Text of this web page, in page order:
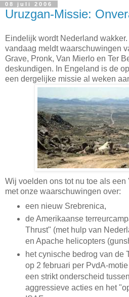
08 juli 2006
Uruzgan-Missie:
Eindelijk wordt Nederland
vandaag meldt waarschuwingen
Grave, Pronk, Van Mierlo en Ter
deskundigen. In Engeland is de
een dergelijke missie al weken
Wij voelden ons tot nu toe als
met onze waarschuwingen over:
een nieuw Srebrenica,
de Amerikaanse
Thrust" (met hulp van
en Apache helicopters
het cynische bedrog van de
op 2 februari per PvdA-
een strikt onderscheid
aggressieve acties en het